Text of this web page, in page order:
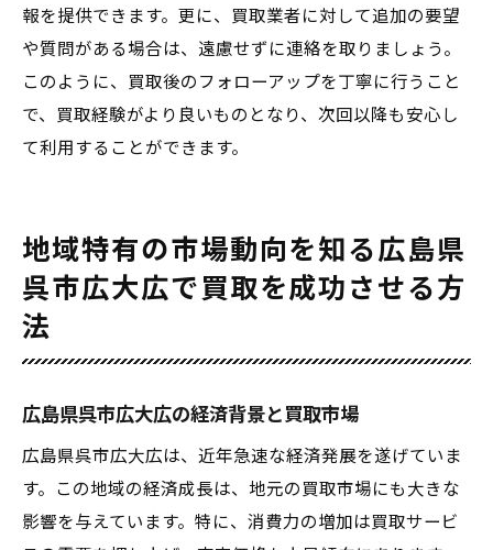
報を提供できます。更に、買取業者に対して追加の要望
や質問がある場合は、遠慮せずに連絡を取りましょう。
このように、買取後のフォローアップを丁寧に行うこと
で、買取経験がより良いものとなり、次回以降も安心し
て利用することができます。
地域特有の市場動向を知る広島県
呉市広大広で買取を成功させる方
法
広島県呉市広大広の経済背景と買取市場
広島県呉市広大広は、近年急速な経済発展を遂げていま
す。この地域の経済成長は、地元の買取市場にも大きな
影響を与えています。特に、消費力の増加は買取サービ